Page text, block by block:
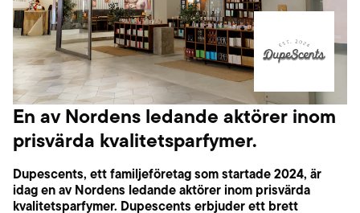
En av Nordens ledande aktörer inom
prisvärda kvalitetsparfymer.
Dupescents, ett familjeföretag som startade 2024, är
idag en av Nordens ledande aktörer inom prisvärda
kvalitetsparfymer. Dupescents erbjuder ett brett